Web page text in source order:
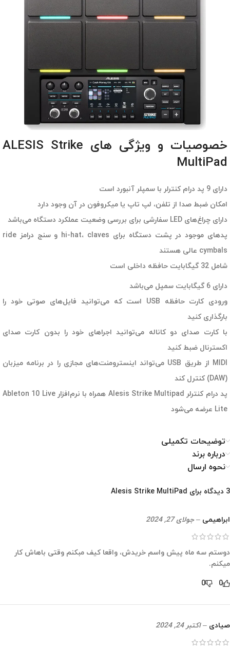
خصوصیات و ویژگی های ALESIS Strike
MultiPad
دارای 9 پد درام کنترلر با سمپلر آنبورد است
امکان ضبط صدا از تلفن، لپ تاپ یا میکروفون در آن وجود دارد
دارای چراغ‌های LED سفارشی برای بررسی وضعیت عملکرد دستگاه می‌باشد
پدهای موجود در پشت دستگاه برای hi-hat، claves و سنج درامز ride
cymbals عالی هستند
شامل 32 گیگابایت حافظه داخلی است
دارای 6 گیگابایت سمپل می‌باشد
ورودی کارت حافظه USB است که می‌توانید فایل‌های صوتی خود را
بارگذاری کنید
با کارت صدای دو کاناله می‌توانید اجراهای خود را بدون کارت صدای
اکسترنال ضبط کنید
MIDI از طریق USB می‌تواند اینسترومنت‌های مجازی را در برنامه میزبان
(DAW) کنترل کند
پد درام کنترلر Alesis Strike Multipad همراه با نرم‌افزار Ableton 10 Live
Lite عرضه می‌شود
توضیحات تکمیلی
درباره برند
نحوه ارسال
3 دیدگاه برای Alesis Strike MultiPad
ابراهیمی – جولای 27, 2024
دوستم سه ماه پیش واسم خریدش، واقعا کیف مبکنم وقتی باهاش کار
میکنم.
0
0
صیادی – اکتبر 24, 2024